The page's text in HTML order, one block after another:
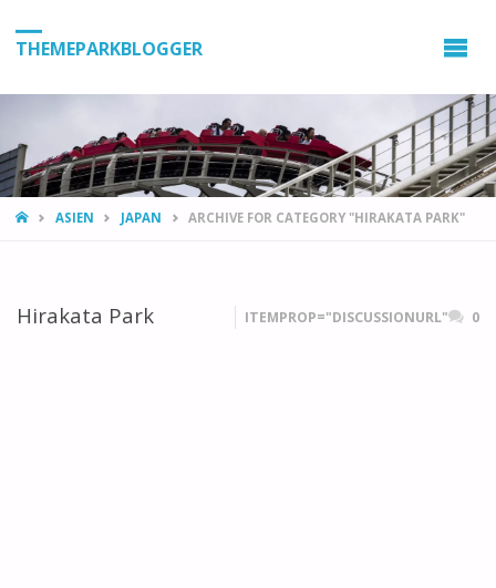
THEMEPARKBLOGGER
HOMEASIEN JAPAN ARCHIVE FOR CATEGORY "HIRAKATA PARK"
Hirakata Park ITEMPROP="DISCUSSIONURL" 0